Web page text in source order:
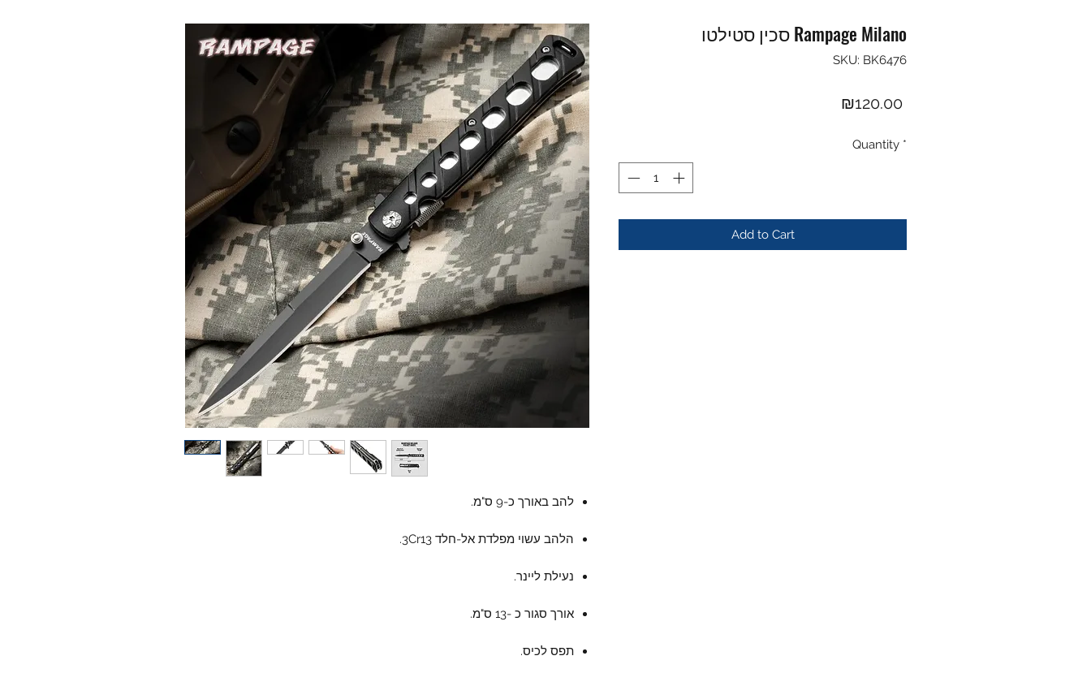
להב באורך כ-9 ס"מ.
הלהב עשוי מפלדת אל-חלד 3Cr13.
נעילת ליינר.
אורך סגור כ -13 ס"מ.
תפס לכיס.
סכין סטילטו Rampage Milano
SKU: BK6476
₪120.00Price
Quantity *
Add to Cart